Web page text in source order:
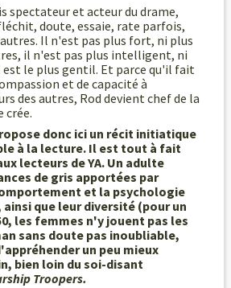
spectateur et acteur du drame,
doute, essaie, rate parfois,
Il n'est pas plus fort, ni plus
il n'est pas plus intelligent, ni
est le plus gentil. Et parce qu'il fait
et de capacité à
des autres, Rod devient chef de la
crée.
donc ici un récit initiatique
à la lecture. Il est tout à fait
lecteurs de YA. Un adulte
de gris apportées par
et la psychologie
que leur diversité (pour un
les femmes n'y jouent pas les
sans doute pas inoubliable,
un peu mieux
bien loin du soi-disant
Troopers.